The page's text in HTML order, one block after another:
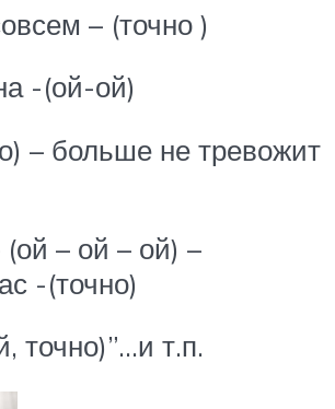
– (точно )
-(ой-ой)
– больше не тревожит
– ой – ой) –
-(точно)
точно)”…и т.п.